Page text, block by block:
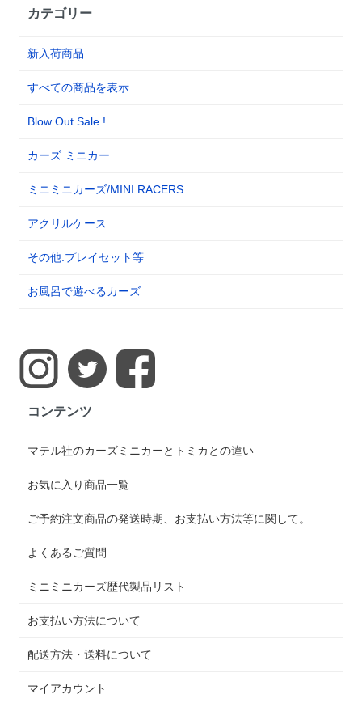
カテゴリー
新入荷商品
すべての商品を表示
Blow Out Sale !
カーズ ミニカー
ミニミニカーズ/MINI RACERS
アクリルケース
その他:プレイセット等
お風呂で遊べるカーズ
コンテンツ
マテル社のカーズミニカーとトミカとの違い
お気に入り商品一覧
ご予約注文商品の発送時期、お支払い方法等に関して。
よくあるご質問
ミニミニカーズ歴代製品リスト
お支払い方法について
配送方法・送料について
マイアカウント